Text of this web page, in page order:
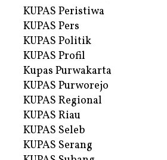
KUPAS Peristiwa
KUPAS Pers
KUPAS Politik
KUPAS Profil
Kupas Purwakarta
KUPAS Purworejo
KUPAS Regional
KUPAS Riau
KUPAS Seleb
KUPAS Serang